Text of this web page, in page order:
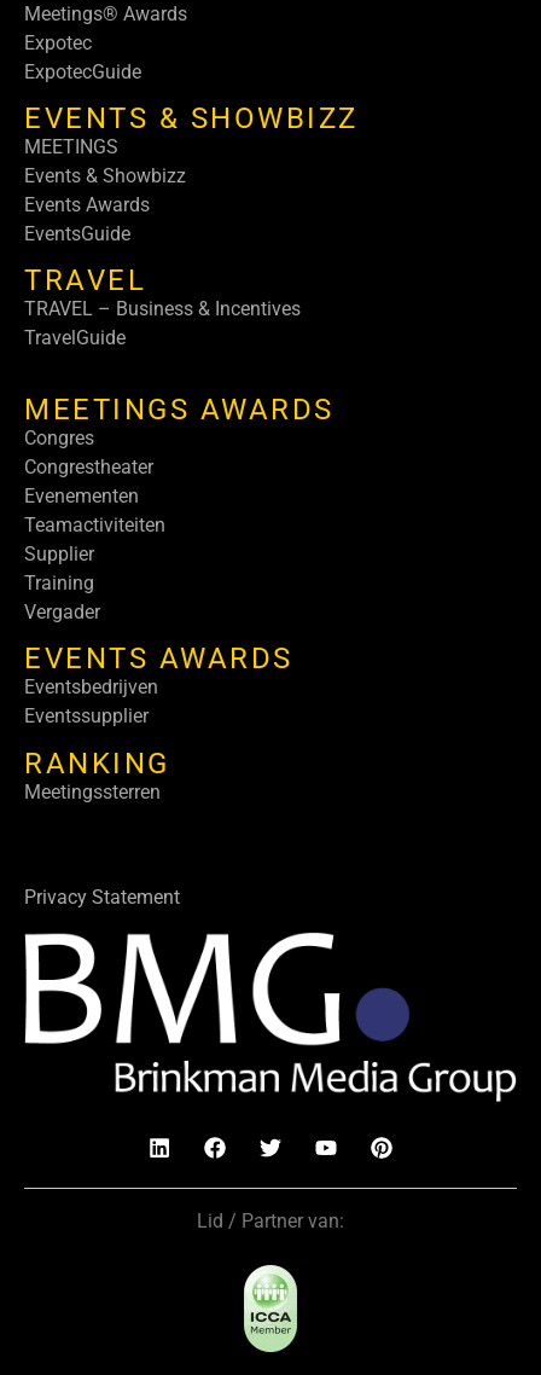
Meetings® Awards
Expotec
ExpotecGuide
EVENTS & SHOWBIZZ
MEETINGS
Events & Showbizz
Events Awards
EventsGuide
TRAVEL
TRAVEL – Business & Incentives
TravelGuide
MEETINGS AWARDS
Congres
Congrestheater
Evenementen
Teamactiviteiten
Supplier
Training
Vergader
EVENTS AWARDS
Eventsbedrijven
Eventssupplier
RANKING
Meetingssterren
Privacy Statement
Lid / Partner van: